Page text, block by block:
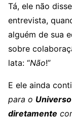
Tá, ele não
entrevista,
alguém de sua
sobre
lata: “Não!”
E ele ainda
para o
diretamente